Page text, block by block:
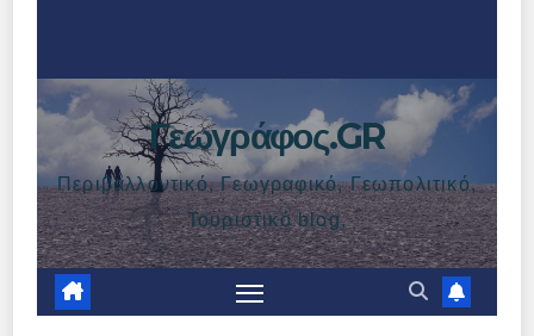
Γεωγράφος.GR
Περιβαλλοντικό, Γεωγραφικό, Γεωπολιτικό,
Τουριστικό blog.